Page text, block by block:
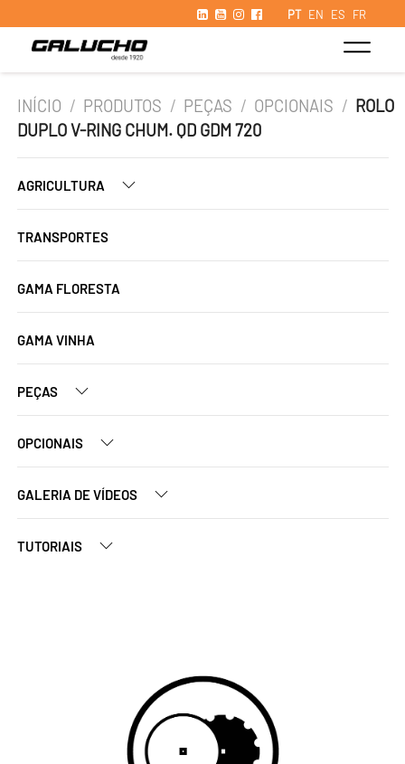
PT EN ES FR
INÍCIO / PRODUTOS / PEÇAS / OPCIONAIS / ROLO
DUPLO V-RING CHUM. QD GDM 720
AGRICULTURA
TRANSPORTES
GAMA FLORESTA
GAMA VINHA
PEÇAS
OPCIONAIS
GALERIA DE VÍDEOS
TUTORIAIS